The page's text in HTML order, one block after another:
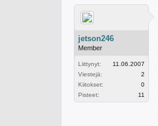
jetson246
Member
Liittynyt:
11.06.2007
Viestejä:
2
Kiitokset:
0
Pisteet:
11